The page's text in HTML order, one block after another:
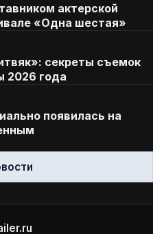
актерской
«Одна шестая»
секреты съемок
2026 года
появилась на